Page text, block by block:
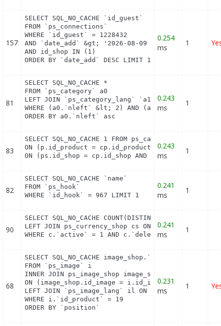
157
SELECT SQL_NO_CACHE `id_guest`
FROM `ps_connections`
WHERE `id_guest` = 1228432
AND `date_add` &gt; '2026-08-09 07:46:00'
AND id_shop IN (1)
ORDER BY `date_add` DESC LIMIT 1
0.254
ms
1
81
SELECT SQL_NO_CACHE *
FROM `ps_category` a0
LEFT JOIN `ps_category_lang` `a1` ON
WHERE (a0.`nleft` &lt; 2) AND (a0.`nright` &gt;
ORDER BY a0.`nleft` asc
0.243
ms
1
83
SELECT SQL_NO_CACHE 1 FROM ps_cart_product cp
ON (p.id_product = cp.id_product) INNER JOIN
ON (ps.id_shop = cp.id_shop AND ps.id_product =
0.243
ms
1
82
SELECT SQL_NO_CACHE `name`
FROM `ps_hook`
WHERE `id_hook` = 967 LIMIT 1
0.241
ms
1
90
SELECT SQL_NO_CACHE COUNT(DISTINCT
LEFT JOIN ps_currency_shop cs ON
WHERE c.`active` = 1 AND c.`deleted` = 0 LIMIT 1
0.241
ms
1
68
SELECT SQL_NO_CACHE image_shop.`cover`,
FROM `ps_image` i
INNER JOIN ps_image_shop image_shop
ON (image_shop.id_image = i.id_image AND
LEFT JOIN `ps_image_lang` il ON (i.`id_image`
WHERE i.`id_product` = 19
ORDER BY `position`
0.231
ms
1